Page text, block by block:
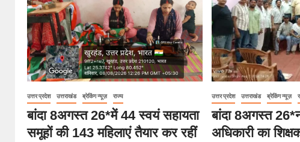
उत्तर प्रदेश उत्तराखंड ब्रेकिंग न्यूज़ राज्य
बांदा 8अगस्त 26*में 44 स्वयं सहायता
समूहों की 143 महिलाएं तैयार कर रहीं
उत्तर प्रदेश उत्तराखंड ब्रेकिंग न्यूज़
बांदा 8अगस्त
अधिकारी का